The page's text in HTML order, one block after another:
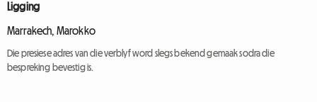
Ligging
Marrakech, Marokko
Die presiese adres van die verblyf word slegs bekend gemaak sodra die
bespreking bevestig is.